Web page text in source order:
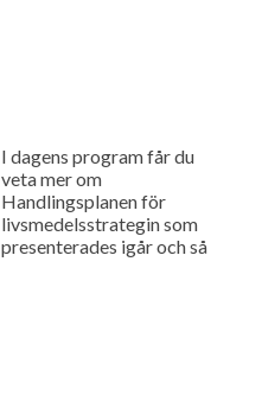
I dagens program får du
veta mer om
Handlingsplanen för
livsmedelsstrategin som
presenterades igår och så